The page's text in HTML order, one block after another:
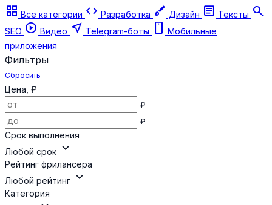
grid_view Все категории code Разработка brush Дизайн article Тексты search
SEO play_circle Видео near_me Telegram-боты smartphone Мобильные
приложения
Фильтры
Сбросить
Цена, ₽
₽
₽
Срок выполнения
Любой срок expand_more
Рейтинг фрилансера
Любой рейтинг expand_more
Категория